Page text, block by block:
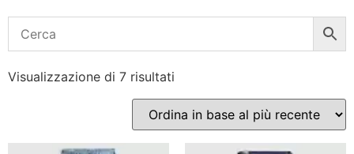
Visualizzazione di 7 risultati